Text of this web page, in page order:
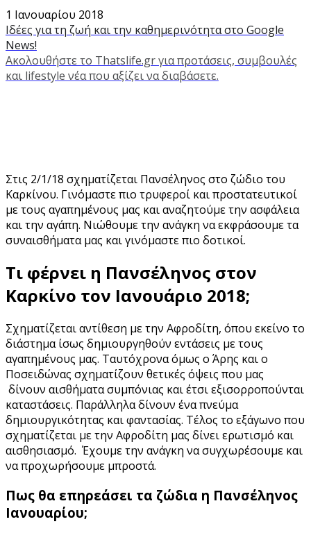
1 Ιανουαρίου 2018
Ιδέες για τη ζωή και την καθημερινότητα στο Google
News!
Ακολουθήστε το Thatslife.gr για προτάσεις, συμβουλές
και lifestyle νέα που αξίζει να διαβάσετε.
Στις 2/1/18 σχηματίζεται Πανσέληνος στο ζώδιο του
Καρκίνου. Γινόμαστε πιο τρυφεροί και προστατευτικοί
με τους αγαπημένους μας και αναζητούμε την ασφάλεια
και την αγάπη. Νιώθουμε την ανάγκη να εκφράσουμε τα
συναισθήματα μας και γινόμαστε πιο δοτικοί.
Τι φέρνει η Πανσέληνος στον
Καρκίνο τον Ιανουάριο 2018;
Σχηματίζεται αντίθεση με την Αφροδίτη, όπου εκείνο το
διάστημα ίσως δημιουργηθούν εντάσεις με τους
αγαπημένους μας. Ταυτόχρονα όμως ο Άρης και ο
Ποσειδώνας σχηματίζουν θετικές όψεις που μας
δίνουν αισθήματα συμπόνιας και έτσι εξισορροπούνται
καταστάσεις. Παράλληλα δίνουν ένα πνεύμα
δημιουργικότητας και φαντασίας. Τέλος το εξάγωνο που
σχηματίζεται με την Αφροδίτη μας δίνει ερωτισμό και
αισθησιασμό. Έχουμε την ανάγκη να συγχωρέσουμε και
να προχωρήσουμε μπροστά.
Πως θα επηρεάσει τα ζώδια η Πανσέληνος
Ιανουαρίου;